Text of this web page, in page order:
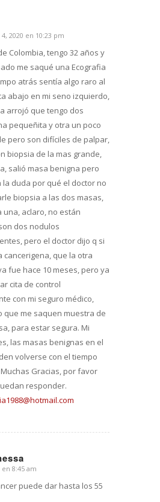
2020 en 10:23 pm
Colombia, tengo 32 años y
me saqué una Ecografia
atrás sentía algo raro al
abajo en mi seno izquierdo,
arrojó que tengo dos
pequeñita y otra un poco
pero son difíciles de palpar,
biopsia de la mas grande,
salió masa benigna pero
la duda por qué el doctor no
biopsia a las dos masas,
una, aclaro, no están
dos nodulos
pero el doctor dijo q si
cancerigena, que la otra
fue hace 10 meses, pero ya
cita de control
con mi seguro médico,
que me saquen muestra de
para estar segura. Mi
las masas benignas en el
volverse con el tiempo
Gracias, por favor
responder.
8:45 am
puede dar hasta los 55